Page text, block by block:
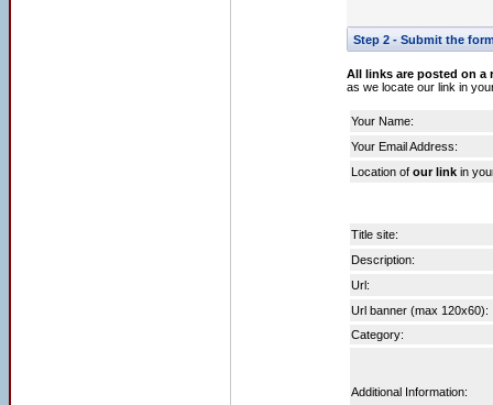
Step 2 - Submit the
All links are posted on a
as we locate our link in
Your Name:
Your Email Address:
Location of our link in
Title site:
Description:
Url:
Url banner (max 120x60):
Category:
Additional Information: